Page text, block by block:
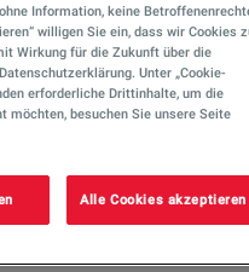
bequem bezahlen –
Information, keine
willigen Sie ein, dass wir Cookies
Wirkung für die Zukunft über die
Unter „Cookie-
erforderliche Drittinhalte, um die
möchten, besuchen Sie unsere Seite
Alle Cookies akzeptieren